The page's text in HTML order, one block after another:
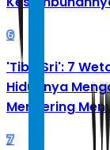
6
'Tibo Sri': 7
Hidupnya
Mengering
7